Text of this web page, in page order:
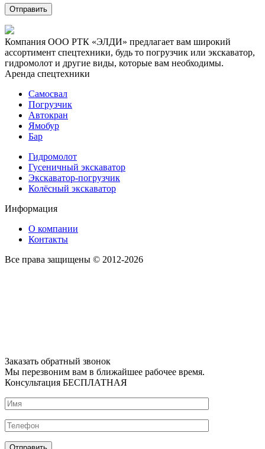
Компания ООО РТК «ЭЛДИ» предлагает вам широкий
ассортимент спецтехники, будь то погрузчик или экскаватор,
гидромолот и другие виды, которые вам необходимы.
Аренда спецтехники
Самосвал
Погрузчик
Автокран
Ямобур
Бар
Гидромолот
Гусеничный экскаватор
Экскаватор-погрузчик
Колёсный экскаватор
Информация
О компании
Контакты
Все права защищены © 2012-2026
Заказать обратный звонок
Мы перезвоним вам в ближайшее рабочее время.
Консультация БЕСПЛАТНАЯ